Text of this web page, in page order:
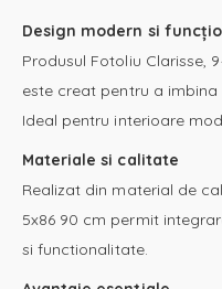
Design modern si
Produsul Fotoliu Clarisse,
este creat pentru a
Ideal pentru interioare
Materiale si calitate
Realizat din material de
5x86 90 cm permit
si functionalitate.